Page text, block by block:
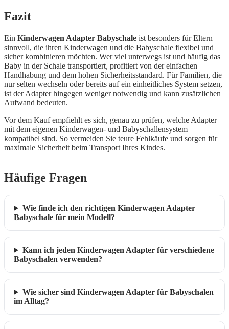
Fazit
Ein Kinderwagen Adapter Babyschale ist besonders für Eltern
sinnvoll, die ihren Kinderwagen und die Babyschale flexibel und
sicher kombinieren möchten. Wer viel unterwegs ist und häufig das
Baby in der Schale transportiert, profitiert von der einfachen
Handhabung und dem hohen Sicherheitsstandard. Für Familien, die
nur selten wechseln oder bereits auf ein einheitliches System setzen,
ist der Adapter hingegen weniger notwendig und kann zusätzlichen
Aufwand bedeuten.
Vor dem Kauf empfiehlt es sich, genau zu prüfen, welche Adapter
mit dem eigenen Kinderwagen- und Babyschallensystem
kompatibel sind. So vermeiden Sie teure Fehlkäufe und sorgen für
maximale Sicherheit beim Transport Ihres Kindes.
Häufige Fragen
Wie finde ich den richtigen Kinderwagen Adapter
Babyschale für mein Modell?
Kann ich jeden Kinderwagen Adapter für verschiedene
Babyschalen verwenden?
Wie sicher sind Kinderwagen Adapter für Babyschalen
im Alltag?